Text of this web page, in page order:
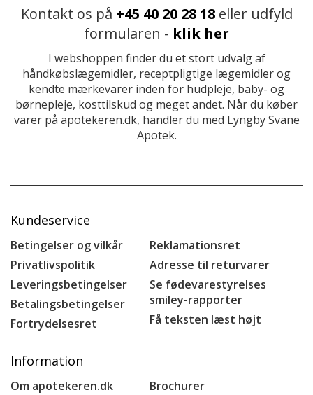
Kontakt os på +45 40 20 28 18eller udfyld
formularen - klik her
I webshoppen finder du et stort udvalg af
håndkøbslægemidler, receptpligtige lægemidler og
kendte mærkevarer inden for hudpleje, baby- og
børnepleje, kosttilskud og meget andet. Når du køber
varer på apotekeren.dk, handler du med Lyngby Svane
Apotek.
Kundeservice
Betingelser og vilkår
Privatlivspolitik
Leveringsbetingelser
Betalingsbetingelser
Fortrydelsesret
Reklamationsret
Adresse til returvarer
Se fødevarestyrelses
smiley-rapporter
Få teksten læst højt
Information
Om apotekeren.dk
Brochurer